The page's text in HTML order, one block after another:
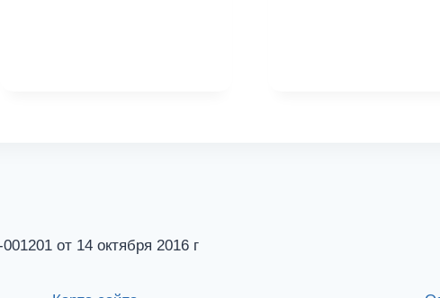
от 14 октября 2016 г